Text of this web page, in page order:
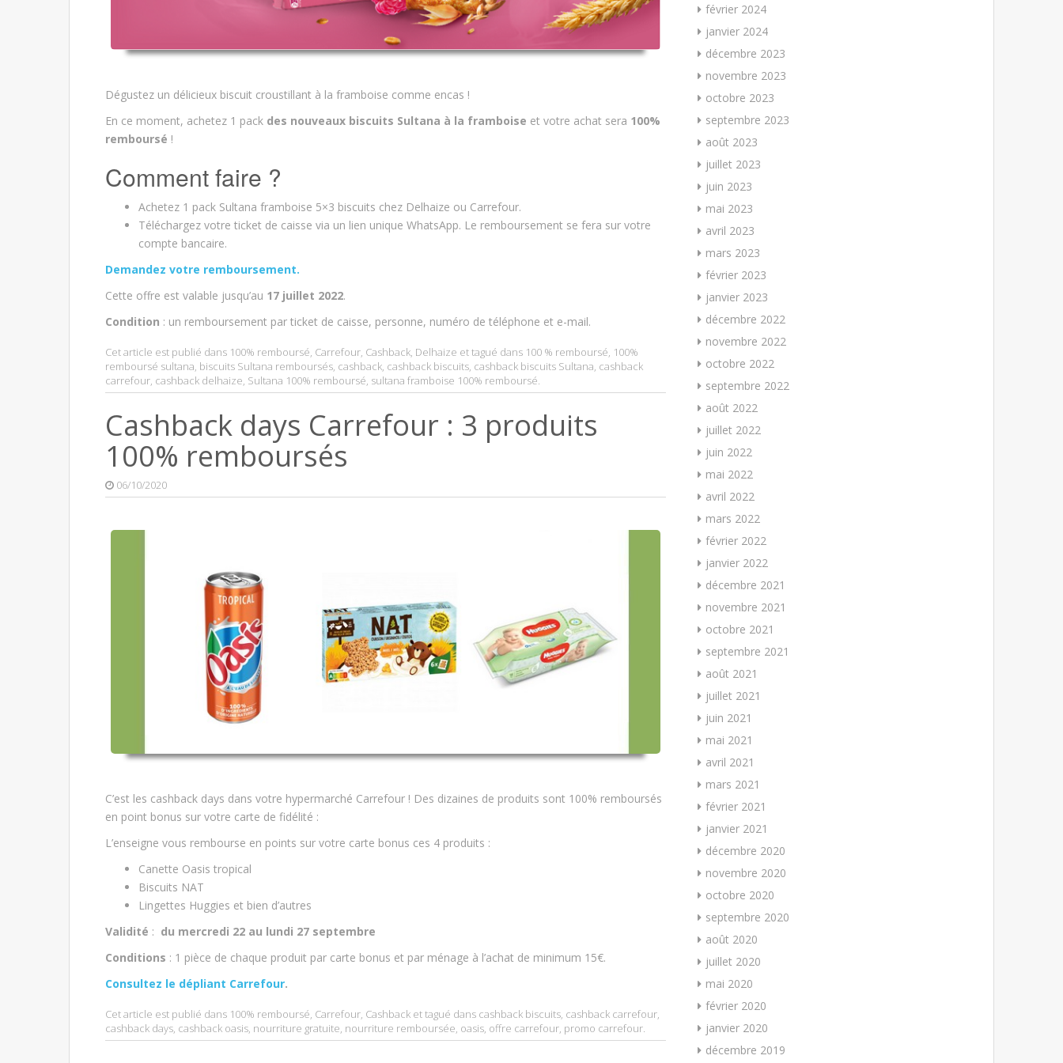
Dégustez un délicieux biscuit croustillant à la framboise comme encas !
En ce moment, achetez 1 pack des nouveaux biscuits Sultana à la framboise et votre achat sera 100%
remboursé !
Comment faire ?
Achetez 1 pack Sultana framboise 5×3 biscuits chez Delhaize ou Carrefour.
Téléchargez votre ticket de caisse via un lien unique WhatsApp. Le remboursement se fera sur votre
compte bancaire.
Demandez votre remboursement.
Cette offre est valable jusqu’au 17 juillet 2022.
Condition : un remboursement par ticket de caisse, personne, numéro de téléphone et e-mail.
Cet article est publié dans 100% remboursé, Carrefour, Cashback, Delhaize et tagué dans 100 % remboursé, 100%
remboursé sultana, biscuits Sultana remboursés, cashback, cashback biscuits, cashback biscuits Sultana, cashback
carrefour, cashback delhaize, Sultana 100% remboursé, sultana framboise 100% remboursé.
Cashback days Carrefour : 3 produits
100% remboursés
06/10/2020
C’est les cashback days dans votre hypermarché Carrefour ! Des dizaines de produits sont 100% remboursés
en point bonus sur votre carte de fidélité :
L’enseigne vous rembourse en points sur votre carte bonus ces 4 produits :
Canette Oasis tropical
Biscuits NAT
Lingettes Huggies et bien d’autres
Validité : du mercredi 22 au lundi 27 septembre
Conditions : 1 pièce de chaque produit par carte bonus et par ménage à l’achat de minimum 15€.
Consultez le dépliant Carrefour.
Cet article est publié dans 100% remboursé, Carrefour, Cashback et tagué dans cashback biscuits, cashback carrefour,
cashback days, cashback oasis, nourriture gratuite, nourriture remboursée, oasis, offre carrefour, promo carrefour.
février 2024
janvier 2024
décembre 2023
novembre 2023
octobre 2023
septembre 2023
août 2023
juillet 2023
juin 2023
mai 2023
avril 2023
mars 2023
février 2023
janvier 2023
décembre 2022
novembre 2022
octobre 2022
septembre 2022
août 2022
juillet 2022
juin 2022
mai 2022
avril 2022
mars 2022
février 2022
janvier 2022
décembre 2021
novembre 2021
octobre 2021
septembre 2021
août 2021
juillet 2021
juin 2021
mai 2021
avril 2021
mars 2021
février 2021
janvier 2021
décembre 2020
novembre 2020
octobre 2020
septembre 2020
août 2020
juillet 2020
mai 2020
février 2020
janvier 2020
décembre 2019